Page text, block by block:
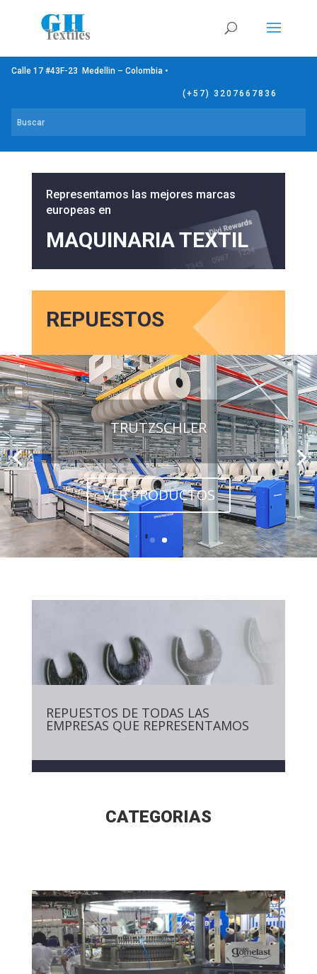
Calle 17 #43F-23 Medellin – Colombia •
(+57) 3207667836
Representamos las mejores marcas
europeas en
MAQUINARIA TEXTIL
REPUESTOS
TRUTZSCHLER
VER PRODUCTOS
REPUESTOS DE TODAS LAS
EMPRESAS QUE REPRESENTAMOS
CATEGORIAS